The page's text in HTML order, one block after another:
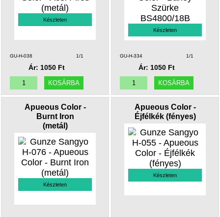
Készleten
GU-H-038 1/1
Ár: 1050 Ft
Készleten
GU-H-334 1/1
Ár: 1050 Ft
Apueous Color -
Burnt Iron
(metál)
Készleten
Apueous Color -
Éjfélkék (fényes)
Készleten